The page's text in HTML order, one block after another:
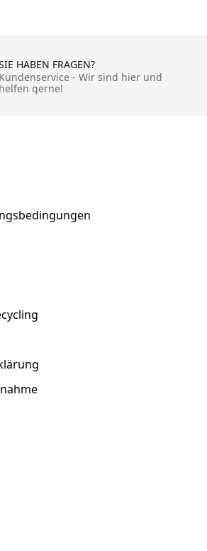
HABEN FRAGEN?
Kundenservice - Wir sind hier und
helfen gerne!